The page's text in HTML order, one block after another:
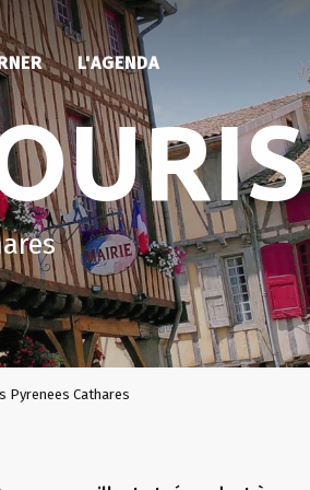
L'AGENDA
Pyrenees Cathares